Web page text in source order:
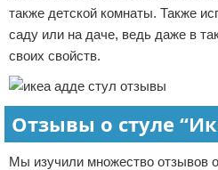
также детской комнаты. Также
саду или на даче, ведь даже в
своих свойств.
Отзывы о стуле
Мы изучили множество отзывов